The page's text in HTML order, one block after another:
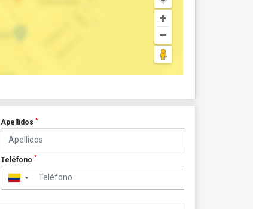
Apellidos *
Teléfono *
▼